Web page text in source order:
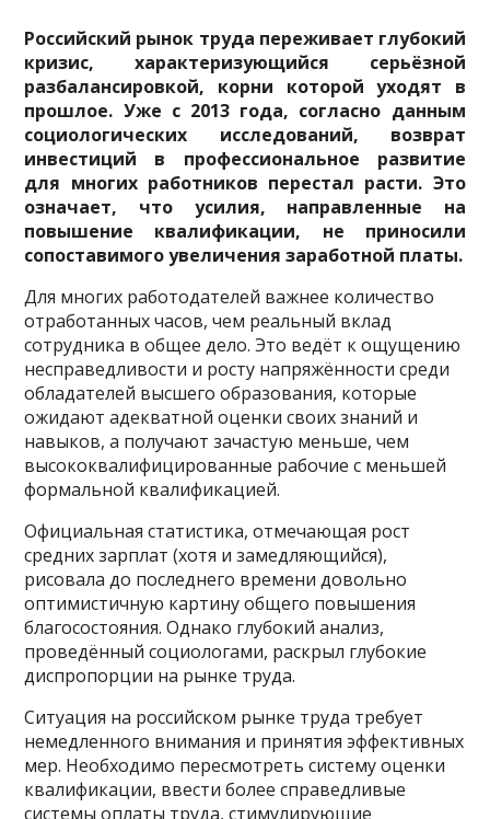
Российский рынок труда переживает глубокий
кризис, характеризующийся серьёзной
разбалансировкой, корни которой уходят в
прошлое. Уже с 2013 года, согласно данным
социологических исследований, возврат
инвестиций в профессиональное развитие
для многих работников перестал расти. Это
означает, что усилия, направленные на
повышение квалификации, не приносили
сопоставимого увеличения заработной платы.
Для многих работодателей важнее количество
отработанных часов, чем реальный вклад
сотрудника в общее дело. Это ведёт к ощущению
несправедливости и росту напряжённости среди
обладателей высшего образования, которые
ожидают адекватной оценки своих знаний и
навыков, а получают зачастую меньше, чем
высококвалифицированные рабочие с меньшей
формальной квалификацией.
Официальная статистика, отмечающая рост
средних зарплат (хотя и замедляющийся),
рисовала до последнего времени довольно
оптимистичную картину общего повышения
благосостояния. Однако глубокий анализ,
проведённый социологами, раскрыл глубокие
диспропорции на рынке труда.
Cитуация на российском рынке труда требует
немедленного внимания и принятия эффективных
мер. Необходимо пересмотреть систему оценки
квалификации, ввести более справедливые
системы оплаты труда, стимулирующие